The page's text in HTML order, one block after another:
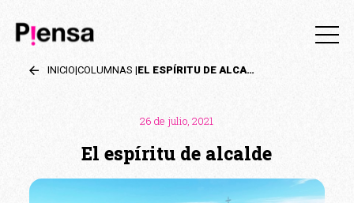
INICIO|COLUMNAS | EL ESPÍRITU DE ALCALDE
26 de julio, 2021
El espíritu de alcalde